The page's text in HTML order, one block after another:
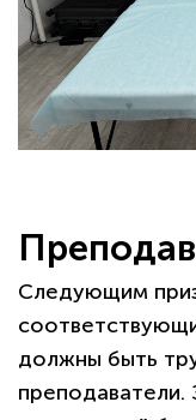
Следующим
должны быть
преподаватели.